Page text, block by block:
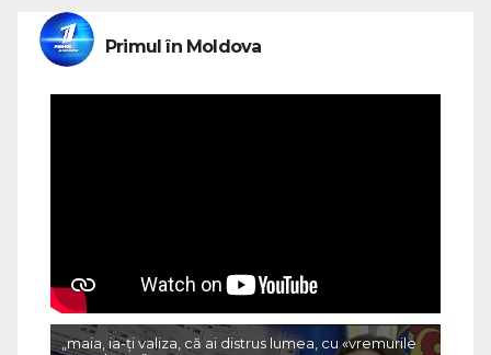
Primul în Moldova
„maia, ia-ți valiza, că ai distrus lumea, cu «vremurile